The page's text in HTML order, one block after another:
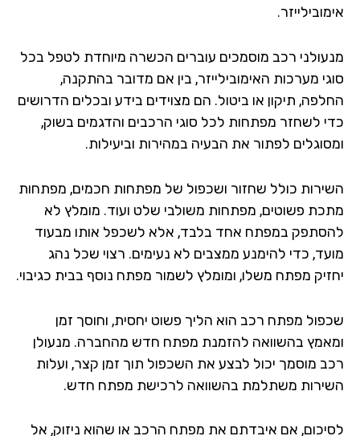
רכב מוסמכים עוברים הכשרה מיוחדת לטפל בכל
מערכות האימובילייזר, בין אם מדובר בהתקנה,
תיקון או ביטול. הם מצוידים בידע ובכלים הדרושים
לשחזר מפתחות לכל סוגי הרכבים והדגמים בשוק,
לפתור את הבעיה במהירות וביעילות.
כולל שחזור ושכפול של מפתחות חכמים, מפתחות
פשוטים, מפתחות משולבי שלט ועוד. מומלץ לא
במפתח אחד בלבד, אלא לשכפל אותו מבעוד
כדי להימנע ממצבים לא נעימים. רצוי שכל נהג
מפתח משלו, ומומלץ לשמור מפתח נוסף בבית כגיבוי.
מפתח רכב הוא הליך פשוט יחסית, וחוסך זמן
בהשוואה להזמנת מפתח חדש מהחברה. מנעולן
מוסמך יכול לבצע את השכפול תוך זמן קצר, ועלות
משתלמת בהשוואה לרכישת מפתח חדש.
אם איבדתם את מפתח הרכב או שהוא ניזוק, אל